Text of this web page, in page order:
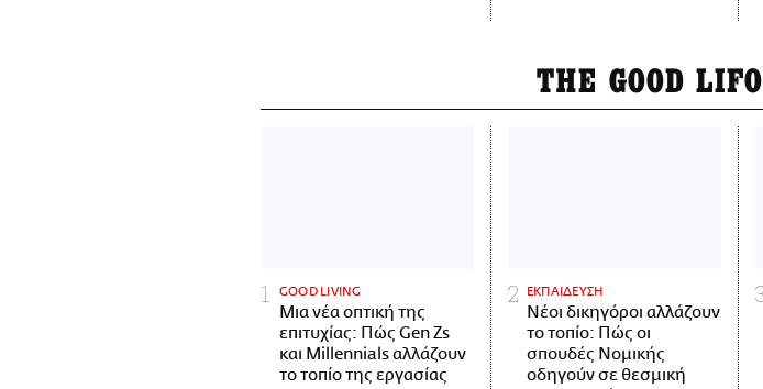
THE GOOD LIFO
GOOD LIVING
Μια νέα οπτική της
επιτυχίας: Πώς Gen Zs
και Millennials αλλάζουν
το τοπίο της εργασίας
ΕΚΠΑΙΔΕΥΣΗ
Νέοι δικηγόροι αλλάζουν
το τοπίο: Πώς οι
σπουδές Νομικής
οδηγούν σε θεσμική